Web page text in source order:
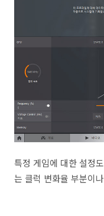
특정 게임에 대한 설정
는 클럭 변화율 부분이